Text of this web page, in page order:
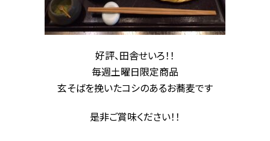
好評、田舎せいろ！！
毎週土曜日限定商品
玄そばを挽いたコシのあるお蕎麦です
是非ご賞味ください！！